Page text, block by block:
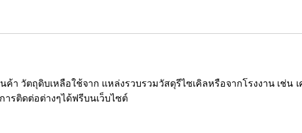
ค้า วัตถุดิบเหลือใช้จาก แหล่งรวบรวมวัสดุรีไซเคิลหรือจากโรงงาน เช่น
รติดต่อต่างๆได้ฟรีบนเว็บไซต์